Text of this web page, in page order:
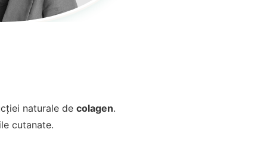
naturale de colagen.
cutanate.